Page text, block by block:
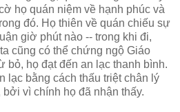
họ quán niệm về hạnh phúc và
đó. Họ thiên về quán chiếu sự
giờ phút nào -- trong khi đi,
cũng có thể chứng ngộ Giáo
bỏ, họ đạt đến an lạc thanh bình.
lạc bằng cách thấu triệt chân lý
vì chính họ đã nhận thấy.